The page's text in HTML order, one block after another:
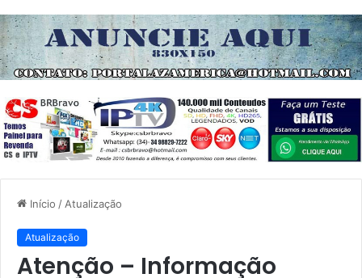
Início / Atualização
Atualização
Atenção – Informação